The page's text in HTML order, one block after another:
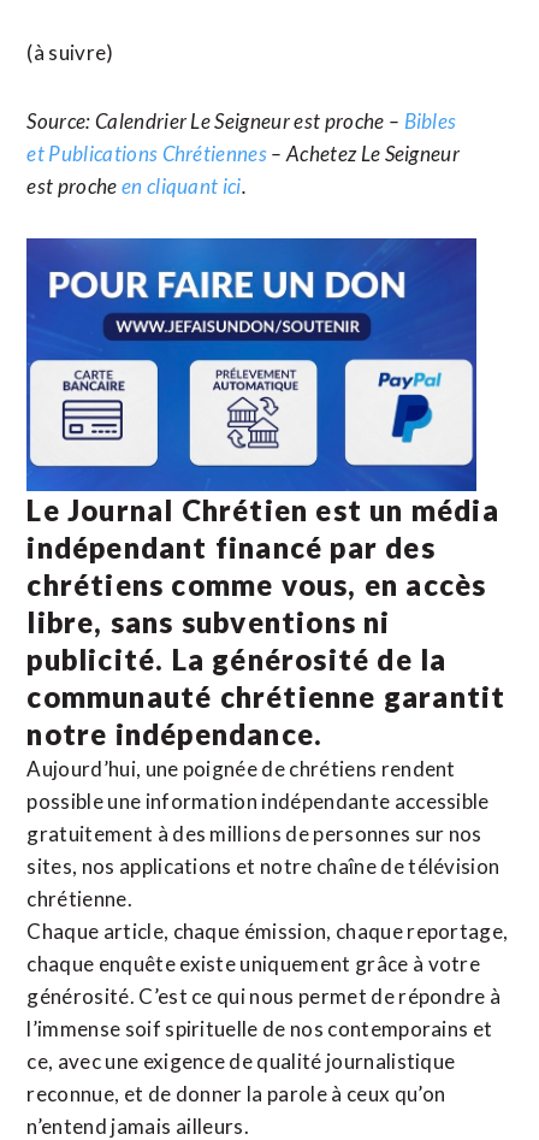
(à suivre)
Source: Calendrier Le Seigneur est proche – Bibles
et Publications Chrétiennes– Achetez Le Seigneur
est procheen cliquant ici.
Le Journal Chrétien est un média
indépendant financé par des
chrétiens comme vous, en accès
libre, sans subventions ni
publicité. La générosité de la
communauté chrétienne garantit
notre indépendance.
Aujourd’hui, une poignée de chrétiens rendent
possible une information indépendante accessible
gratuitement à des millions de personnes sur nos
sites, nos applications et notre chaîne de télévision
chrétienne.
Chaque article, chaque émission, chaque reportage,
chaque enquête existe uniquement grâce à votre
générosité. C’est ce qui nous permet de répondre à
l’immense soif spirituelle de nos contemporains et
ce, avec une exigence de qualité journalistique
reconnue, et de donner la parole à ceux qu’on
n’entend jamais ailleurs.